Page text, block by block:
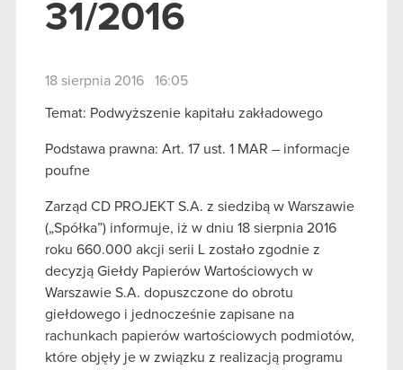
31/2016
18 sierpnia 2016 16:05
Temat: Podwyższenie kapitału zakładowego
Podstawa prawna: Art. 17 ust. 1 MAR – informacje
poufne
Zarząd CD PROJEKT S.A. z siedzibą w Warszawie
(„Spółka”) informuje, iż w dniu 18 sierpnia 2016
roku 660.000 akcji serii L zostało zgodnie z
decyzją Giełdy Papierów Wartościowych w
Warszawie S.A. dopuszczone do obrotu
giełdowego i jednocześnie zapisane na
rachunkach papierów wartościowych podmiotów,
które objęły je w związku z realizacją programu